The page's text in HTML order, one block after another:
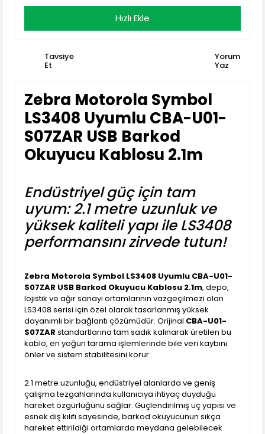
Hızlı Ekle
Tavsiye
Et
Yorum
Yaz
Zebra Motorola Symbol
LS3408 Uyumlu CBA-U01-
S07ZAR USB Barkod
Okuyucu Kablosu 2.1m
Endüstriyel güç için tam
uyum: 2.1 metre uzunluk ve
yüksek kaliteli yapı ile LS3408
performansını zirvede tutun!
Zebra Motorola Symbol LS3408 Uyumlu CBA-U01-
S07ZAR USB Barkod Okuyucu Kablosu 2.1m, depo,
lojistik ve ağır sanayi ortamlarının vazgeçilmezi olan
LS3408 serisi için özel olarak tasarlanmış yüksek
dayanımlı bir bağlantı çözümüdür. Orijinal CBA-U01-
S07ZAR standartlarına tam sadık kalınarak üretilen bu
kablo, en yoğun tarama işlemlerinde bile veri kaybını
önler ve sistem stabilitesini korur.
2.1 metre uzunluğu, endüstriyel alanlarda ve geniş
çalışma tezgahlarında kullanıcıya ihtiyaç duyduğu
hareket özgürlüğünü sağlar. Güçlendirilmiş uç yapısı ve
esnek dış kılıfı sayesinde, barkod okuyucunun sıkça
hareket ettirildiği ortamlarda meydana gelebilecek